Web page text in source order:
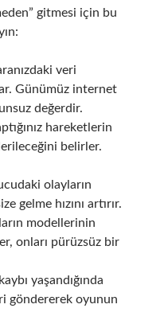
gitmesi için bu
veri
Günümüz internet
değerdir.
hareketlerin
belirler.
olayların
gelme hızını artırır.
modellerinin
onları pürüzsüz bir
yaşandığında
göndererek oyunun